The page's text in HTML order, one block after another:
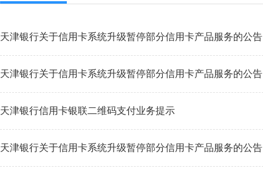
天津银行关于信用卡系统升级暂停部分信用卡产品服务的公告
天津银行关于信用卡系统升级暂停部分信用卡产品服务的公告
天津银行信用卡银联二维码支付业务提示
天津银行关于信用卡系统升级暂停部分信用卡产品服务的公告